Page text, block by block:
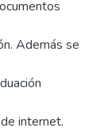
Además se
internet.